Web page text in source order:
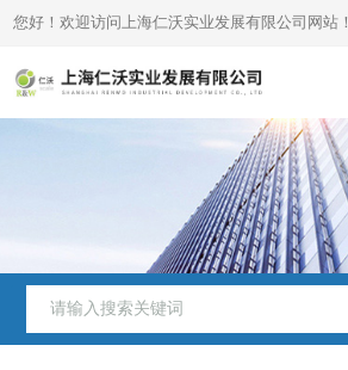
您好！欢迎访问上海仁沃实业发展有限公司网站！